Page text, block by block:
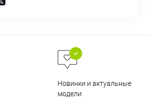
Новинки и актуальные
модели